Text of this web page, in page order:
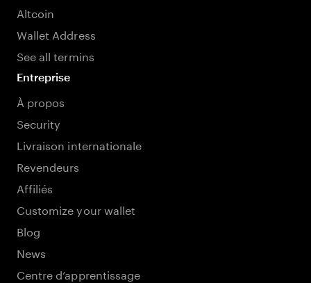
Altcoin
Wallet Address
See all termins
Entreprise
À propos
Security
Livraison internationale
Revendeurs
Affiliés
Customize your wallet
Blog
News
Centre d’apprentissage